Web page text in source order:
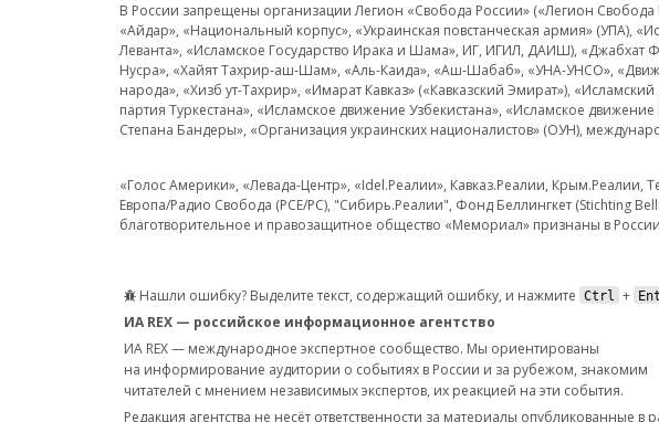
В России запрещены организации Легион «Свобода России» («Легион Свобода
«Айдар», «Национальный корпус», «Украинская повстанческая армия» (УПА),
Леванта», «Исламское Государство Ирака и Шама», ИГ, ИГИЛ, ДАИШ),
Нусра», «Хайят Тахрир-аш-Шам», «Аль-Каида», «Аш-Шабаб», «УНА-УНСО»,
народа», «Хизб ут-Тахрир», «Имарат Кавказ» («Кавказский Эмират»),
партия Туркестана», «Исламское движение Узбекистана», «Исламское
Степана Бандеры», «Организация украинских националистов» (ОУН),
«Голос Америки», «Левада-Центр», «Idel.Реалии», Кавказ.Реалии,
Европа/Радио Свобода (PCE/PC), "Сибирь.Реалии", Фонд Беллингкет (Stichting
благотворительное и правозащитное общество «Мемориал» признаны в
Нашли ошибку? Выделите текст, содержащий ошибку, и нажмите Ctrl +
ИА REX — российское информационное агентство
ИА REX — международное экспертное сообщество. Мы ориентированы
на информирование аудитории о событиях в России и за рубежом, знакомим
читателей с мнением независимых экспертов, их реакцией на эти события.
Редакция агентства не несёт ответственности за материалы опубликованные в